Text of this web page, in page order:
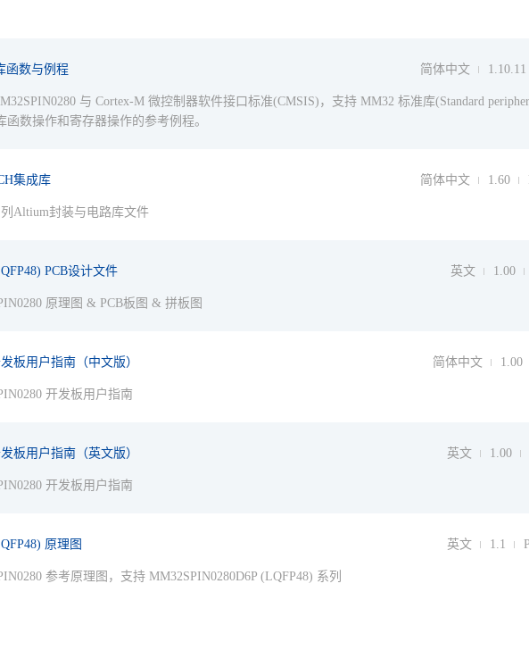
函数与例程 简体中文 1.10.11
与 Cortex-M 微控制器软件接口标准(CMSIS)，支持 MM32 标准库(Standard
函数操作和寄存器操作的参考例程。
集成库 简体中文 1.60
列Altium封装与电路库文件
PCB设计文件 英文 1.00
原理图 & PCB板图 & 拼板图
板用户指南（中文版） 简体中文 1.00
开发板用户指南
板用户指南（英文版） 英文 1.00
开发板用户指南
原理图 英文 1.1
参考原理图，支持 MM32SPIN0280D6P (LQFP48) 系列